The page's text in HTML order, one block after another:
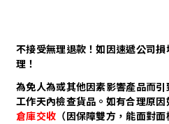
不接受無理退款！如因速遞公司
理！
為免人為或其他因素影響產品而
工作天內檢查貨品。如有合理原
倉庫交收 （因保障雙方，能面對